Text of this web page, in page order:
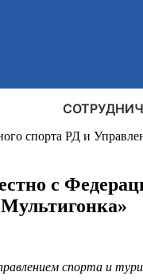
спорта РД и
с
спорта и